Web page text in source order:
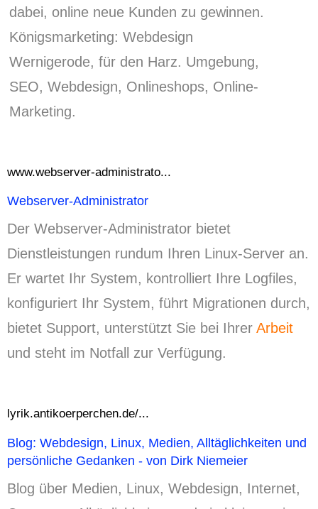
dabei, online neue Kunden zu gewinnen.
Königsmarketing: Webdesign
Wernigerode, für den Harz. Umgebung,
SEO, Webdesign, Onlineshops, Online-
Marketing.
www.webserver-administrato...
Webserver-Administrator
Der Webserver-Administrator bietet
Dienstleistungen rundum Ihren Linux-Server an.
Er wartet Ihr System, kontrolliert Ihre Logfiles,
konfiguriert Ihr System, führt Migrationen durch,
bietet Support, unterstützt Sie bei Ihrer Arbeit
und steht im Notfall zur Verfügung.
lyrik.antikoerperchen.de/...
Blog: Webdesign, Linux, Medien, Alltäglichkeiten und
persönliche Gedanken - von Dirk Niemeier
Blog über Medien, Linux, Webdesign, Internet,